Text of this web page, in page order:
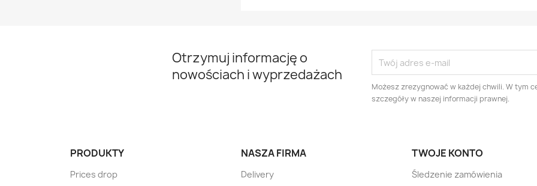
Otrzymuj informację o
nowościach i wyprzedażach
Możesz zrezygnować w każdej chwili. W tym
szczegóły w naszej informacji prawnej.
PRODUKTY
Prices drop
NASZA FIRMA
Delivery
TWOJE KONTO
Śledzenie zamówienia